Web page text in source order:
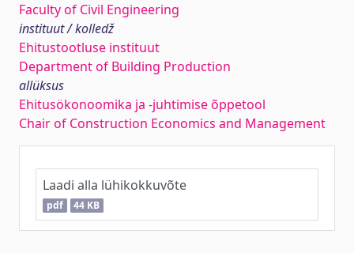
Faculty of Civil Engineering
instituut / kolledž
Ehitustootluse instituut
Department of Building Production
allüksus
Ehitusökonoomika ja -juhtimise õppetool
Chair of Construction Economics and Management
Laadi alla lühikokkuvõte
pdf 44 KB